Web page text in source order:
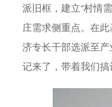
派旧框，建立“村情
庄需求侧重点。在
济专长干部选派至
记来了，带着我们